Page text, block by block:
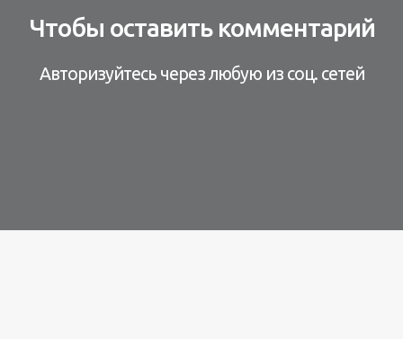
Чтобы оставить комментарий
Авторизуйтесь через любую из соц. сетей